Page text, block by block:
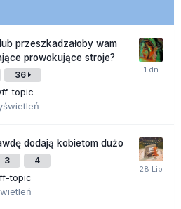
przeszkadzałoby wam
prowokujące stroje?
36
topic
dodają kobietom dużo
3 4
topic